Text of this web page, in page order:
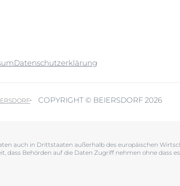
Datenschutzerklärung
COPYRIGHT © BEIERSDORF 2026
auch in Drittstaaten außerhalb des europäischen
dass Behörden auf die Daten Zugriff nehmen ohne dass